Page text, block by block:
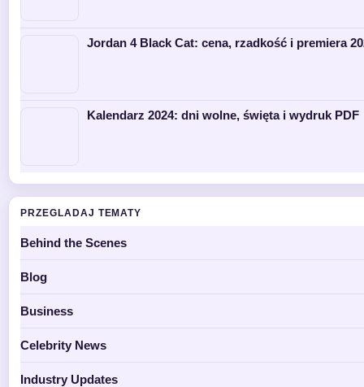
Jordan 4 Black Cat: cena, rzadkość i premiera
Kalendarz 2024: dni wolne, święta i wydruk PDF
PRZEGLADAJ TEMATY
Behind the Scenes
Blog
Business
Celebrity News
Industry Updates